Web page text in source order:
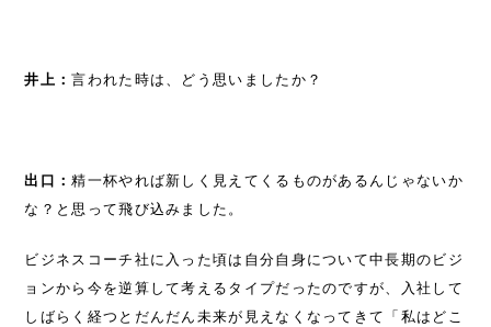
井上：言われた時は、どう思いましたか？
出口：精一杯やれば新しく見えてくるものがあるんじゃないか
な？と思って飛び込みました。
ビジネスコーチ社に入った頃は自分自身について中長期のビジ
ョンから今を逆算して考えるタイプだったのですが、入社して
しばらく経つとだんだん未来が見えなくなってきて「私はどこ